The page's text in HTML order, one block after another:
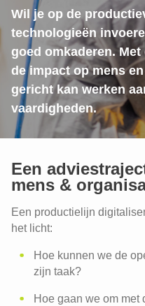
Wil je op de
technologieën
goed omkaderen.
de impact op mens
gericht kan werken
vaardigheden.
Een
mens &
Een productielijn
het licht:
Hoe kunnen we de
zijn taak?
Hoe gaan we om